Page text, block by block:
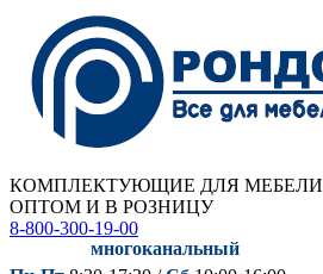
КОМПЛЕКТУЮЩИЕ ДЛЯ МЕБЕЛИ
ОПТОМ И В РОЗНИЦУ
8-800-300-19-00
многоканальный